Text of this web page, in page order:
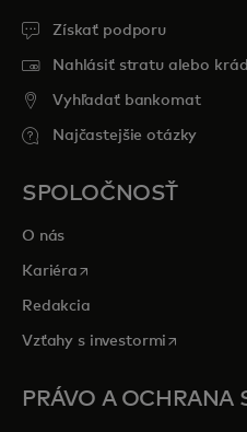
Získať podporu
Nahlásiť stratu alebo
Vyhľadať bankomat
Najčastejšie otázky
SPOLOČNOSŤ
O nás
Kariéra opens in a new tab
Redakcia
Vzťahy s investormi opens in a
PRÁVO A OCHRANA